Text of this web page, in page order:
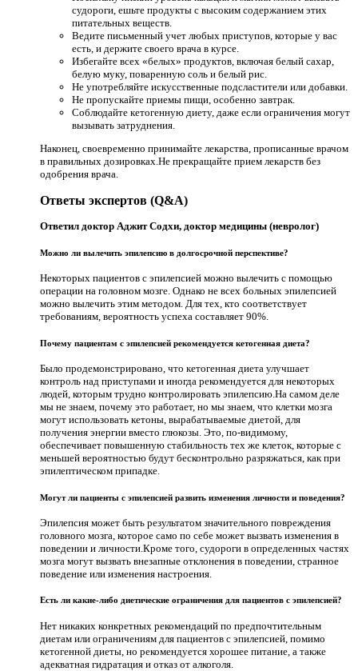
судороги, ешьте продукты с высоким содержанием этих
питательных веществ.
Ведите письменный учет любых приступов, которые у вас
есть, и держите своего врача в курсе.
Избегайте всех «белых» продуктов, включая белый сахар,
белую муку, поваренную соль и белый рис.
Не употребляйте искусственные подсластители или добавки.
Не пропускайте приемы пищи, особенно завтрак.
Соблюдайте кетогенную диету, даже если ограничения могут
вызывать затруднения.
Наконец, своевременно принимайте лекарства, прописанные врачом
в правильных дозировках.Не прекращайте прием лекарств без
одобрения врача.
Ответы экспертов (Q&A)
Ответил доктор Аджит Содхи, доктор медицины (невролог)
Можно ли вылечить эпилепсию в долгосрочной перспективе?
Некоторых пациентов с эпилепсией можно вылечить с помощью
операции на головном мозге. Однако не всех больных эпилепсией
можно вылечить этим методом. Для тех, кто соответствует
требованиям, вероятность успеха составляет 90%.
Почему пациентам с эпилепсией рекомендуется кетогенная диета?
Было продемонстрировано, что кетогенная диета улучшает
контроль над приступами и иногда рекомендуется для некоторых
людей, которым трудно контролировать эпилепсию.На самом деле
мы не знаем, почему это работает, но мы знаем, что клетки мозга
могут использовать кетоны, вырабатываемые диетой, для
получения энергии вместо глюкозы. Это, по-видимому,
обеспечивает повышенную стабильность тех же клеток, которые с
меньшей вероятностью будут бесконтрольно разряжаться, как при
эпилептическом припадке.
Могут ли пациенты с эпилепсией развить изменения личности и поведения?
Эпилепсия может быть результатом значительного повреждения
головного мозга, которое само по себе может вызвать изменения в
поведении и личности.Кроме того, судороги в определенных частях
мозга могут вызвать внезапные отклонения в поведении, странное
поведение или изменения настроения.
Есть ли какие-либо диетические ограничения для пациентов с эпилепсией?
Нет никаких конкретных рекомендаций по предпочтительным
диетам или ограничениям для пациентов с эпилепсией, помимо
кетогенной диеты, но рекомендуется хорошее питание, а также
адекватная гидратация и отказ от алкоголя.